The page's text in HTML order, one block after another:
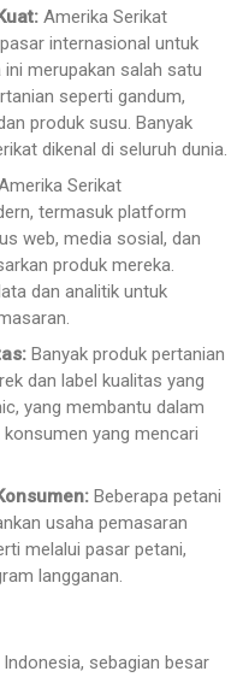
Amerika Serikat
internasional untuk
merupakan salah satu
seperti gandum,
produk susu. Banyak
dikenal di seluruh dunia.
Serikat
termasuk platform
web, media sosial, dan
produk mereka.
dan analitik untuk
Banyak produk pertanian
dan label kualitas yang
yang membantu dalam
yang mencari
Beberapa petani
usaha pemasaran
melalui pasar petani,
langganan.
Indonesia, sebagian besar